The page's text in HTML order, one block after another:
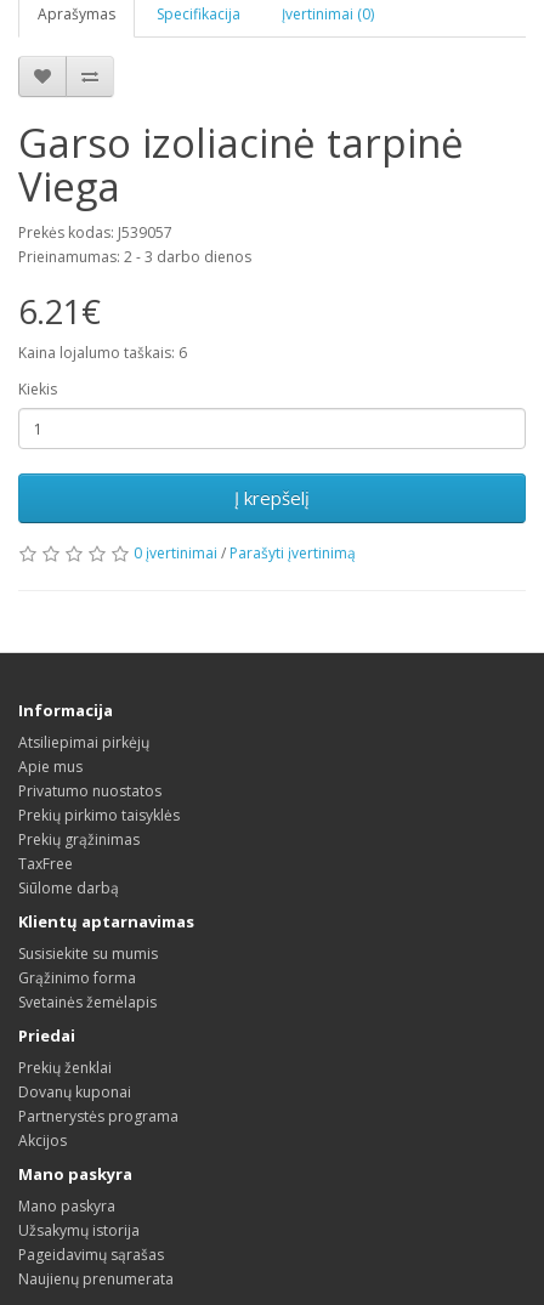
Aprašymas Specifikacija Įvertinimai (0)
Garso izoliacinė tarpinė
Viega
Prekės kodas: J539057
Prieinamumas: 2 - 3 darbo dienos
6.21€
Kaina lojalumo taškais: 6
Kiekis
Į krepšelį
0 įvertinimai / Parašyti įvertinimą
Informacija
Atsiliepimai pirkėjų
Apie mus
Privatumo nuostatos
Prekių pirkimo taisyklės
Prekių grąžinimas
TaxFree
Siūlome darbą
Klientų aptarnavimas
Susisiekite su mumis
Grąžinimo forma
Svetainės žemėlapis
Priedai
Prekių ženklai
Dovanų kuponai
Partnerystės programa
Akcijos
Mano paskyra
Mano paskyra
Užsakymų istorija
Pageidavimų sąrašas
Naujienų prenumerata